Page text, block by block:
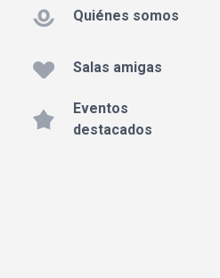
Quiénes somos
Salas amigas
Eventos
destacados